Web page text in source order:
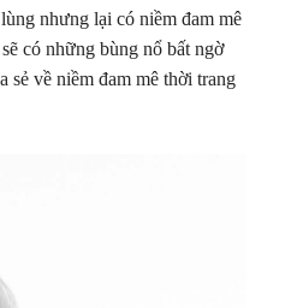
nhưng lại có niềm đam mê
có những bùng nổ bất ngờ
sẻ về niềm đam mê thời trang